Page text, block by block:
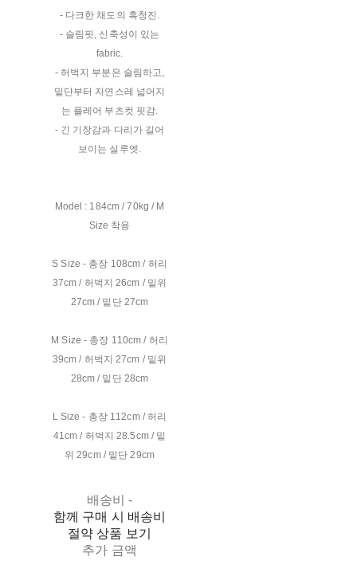
- 다크한 채도의 흑청진.
- 슬림핏, 신축성이 있는
fabric.
- 허벅지 부분은 슬림하고,
밑단부터 자연스레 넓어지
는 플레어 부츠컷 핏감.
- 긴 기장감과 다리가 길어
보이는 실루엣.
Model : 184cm / 70kg / M
Size 착용
S Size - 총장 108cm / 허리
37cm / 허벅지 26cm / 밑위
27cm / 밑단 27cm
M Size - 총장 110cm / 허리
39cm / 허벅지 27cm / 밑위
28cm / 밑단 28cm
L Size - 총장 112cm / 허리
41cm / 허벅지 28.5cm / 밑
위 29cm / 밑단 29cm
배송비-
함께 구매 시 배송비
절약 상품 보기
추가 금액